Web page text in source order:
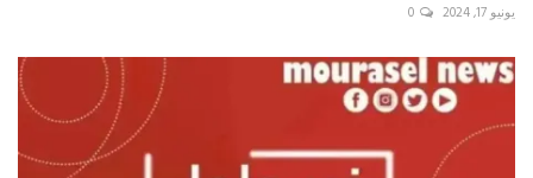
يونيو 17, 2024 0